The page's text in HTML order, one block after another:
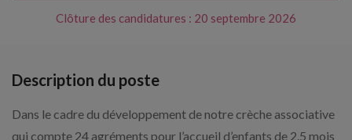
Clôture des candidatures : 20 septembre 2026
Description du poste
Dans le cadre du développement de notre crèche associative
qui compte 24 agréments pour l’accueil d’enfants de 2.5 mois